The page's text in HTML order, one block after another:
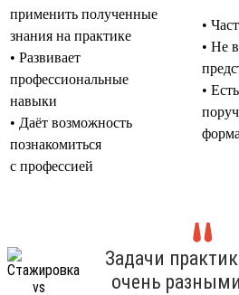
применить полученные
знания на практике
• Развивает
профессиональные
навыки
• Даёт возможность
познакомиться
с профессией
•
• Не
•
Задачи
очень